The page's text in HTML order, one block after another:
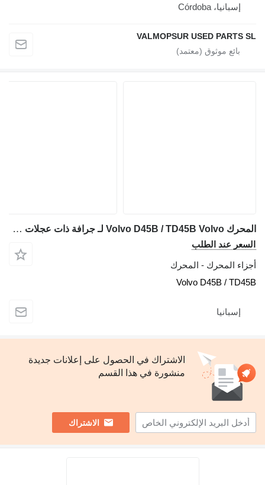
إسبانيا، Córdoba
VALMOPSUR USED PARTS SL
المحرك Volvo D45B / TD45B Volvo لـ جرافة ذات عجلات Volvo L50 / L60 / L70 / 4200B / 4400B
السعر عند الطلب
أجزاء المحرك - المحرك
Volvo D45B / TD45B
إسبانيا
الاشتراك في الحصول على إعلانات جديدة
منشورة في هذا القسم
الاشتراك